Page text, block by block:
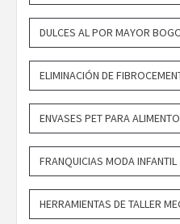
DULCES AL POR MAYOR
ELIMINACIÓN DE
ENVASES PET PARA
FRANQUICIAS MODA INFANTIL
HERRAMIENTAS DE TALLER